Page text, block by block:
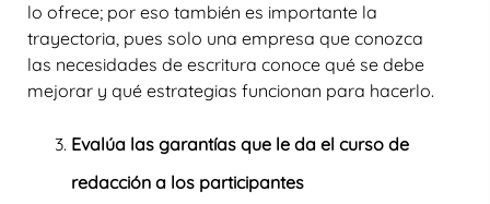
lo ofrece; por eso también es importante la
trayectoria, pues solo una empresa que conozca
las necesidades de escritura conoce qué se debe
mejorar y qué estrategias funcionan para hacerlo.
Evalúa las garantías que le da el curso de
redacción a los participantes